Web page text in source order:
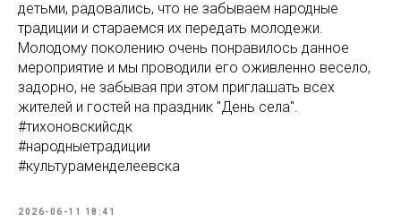
детьми, радовались, что не забываем народные
традиции и стараемся их передать молодежи.
Молодому поколению очень понравилось данное
мероприятие и мы проводили его оживленно весело,
задорно, не забывая при этом приглашать всех
жителей и гостей на праздник "День села".
#тихоновскийсдк
#народныетрадиции
#культураменделеевска
2026-06-11 18:41